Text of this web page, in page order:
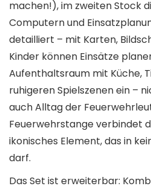
machen!), im zweiten Stock
Computern und
detailliert – mit Karten,
Kinder können Einsätze
Aufenthaltsraum mit Küche,
ruhigeren Spielszenen ein –
auch Alltag der
Feuerwehrstange verbindet
ikonisches Element, das in
darf.
Das Set ist erweiterbar: